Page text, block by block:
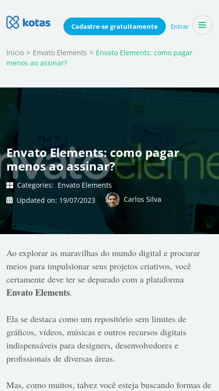
Cadastre-segratuitamente Entrar
to
(Press
Enter)
Blog do Kotas
Dicas e conteúdo relevante para economizar coletivamente
Inicio > Envato Elements > Envato Elements: como pagar
menos ao assinar?
Envato Elements: como pagar
menos ao assinar?
Categories: Envato Elements
Updated on: 19/07/2023 Carlos Silva
Ao explorar as maravilhas do mundo digital e procurar
meios para impulsionar seus projetos criativos, você
certamente deve ter se deparado com a plataforma
Envato Elements.
Ela se destaca como um repositório sem limites de
gráficos, vídeos, músicas e outros recursos digitais
indispensáveis ​​para designers, desenvolvedores e
profissionais de diversas áreas.
Mas, como muitos, talvez você esteja buscando formas de